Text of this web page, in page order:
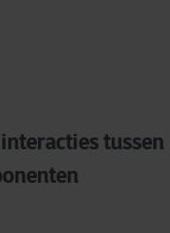
tussen